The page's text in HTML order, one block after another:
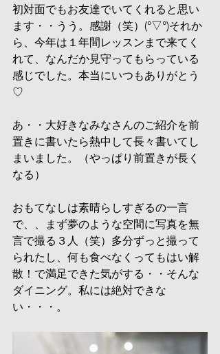
初対面でもお友達でいてくれると思い
ます・・うう。感謝（笑）(°▽°)それか
ら、今年は１年間レッスンまで来てく
れて、なんだか見守ってもらっている
感じでした。本当にいつもありがとう
♡
あ・・大好きなみなさんのご紹介を前
置きに書いたら熱中して長々書いてし
まいました。（やっぱり前置きが長く
なる）
おもてなしは素晴らしすぎるの一言
で、、まず夢のような空間に写真を無
言で撮る３人（笑）多分ずっと撮って
られたし、何も食べなくってもはい解
散！で満足できた気がする・・そんな
ダイニング。私には絶対できな
い・・・。